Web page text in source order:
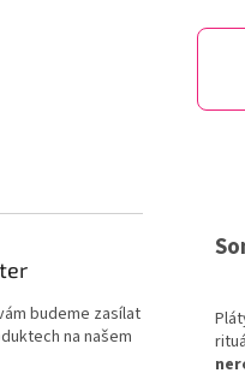
budeme zasílat
na našem